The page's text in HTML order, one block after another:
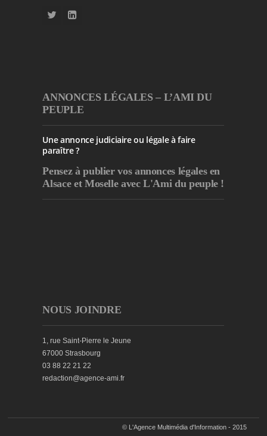
ANNONCES LÉGALES – L’AMI DU
PEUPLE
Une annonce judiciaire ou légale à faire
paraître ?
Pensez à publiervos annonces légales en
Alsace et Moselle avec L'Ami du peuple !
NOUS JOINDRE
1, rue Saint-Pierre le Jeune
67000 Strasbourg
03 88 22 21 22
redaction@agence-ami.fr
© L'Agence Multimédia d'Information - 2015